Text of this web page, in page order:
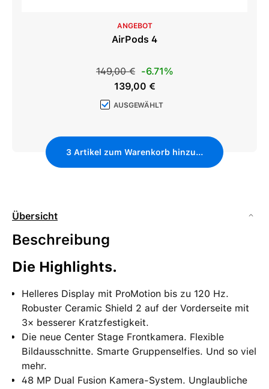
ANGEBOT
AirPods 4
Verkaufspreis:
Regulärer Preis:
149,00 € -6.71%
139,00 €
AUSGEWÄHLT
3 Artikel zum Warenkorb hinzufügen
Übersicht
Beschreibung
Die Highlights.
Helleres Display mit ProMotion bis zu 120 Hz.
Robuster Ceramic Shield 2 auf der Vorderseite mit
3× besserer Kratzfestigkeit.
Die neue Center Stage Frontkamera. Flexible
Bildausschnitte. Smarte Gruppenselfies. Und so viel
mehr.
48 MP Dual Fusion Kamera-System. Unglaubliche